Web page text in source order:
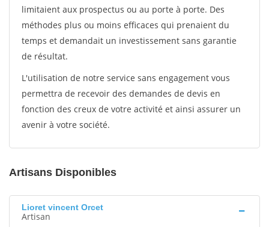
limitaient aux prospectus ou au porte à porte. Des
méthodes plus ou moins efficaces qui prenaient du
temps et demandait un investissement sans garantie
de résultat.
L'utilisation de notre service sans engagement vous
permettra de recevoir des demandes de devis en
fonction des creux de votre activité et ainsi assurer un
avenir à votre société.
Artisans Disponibles
Lioret vincent Orcet
Artisan